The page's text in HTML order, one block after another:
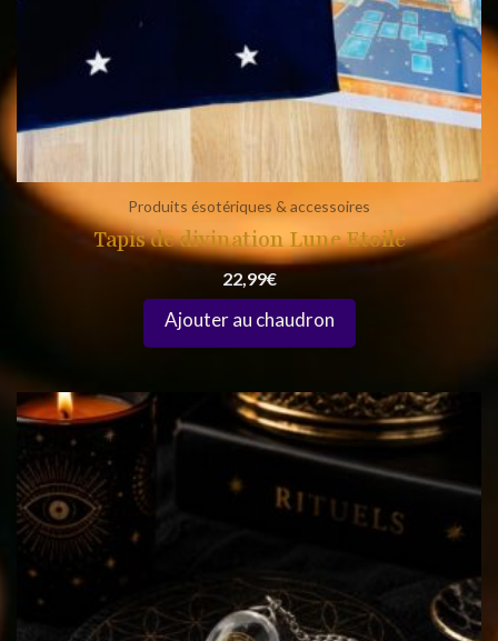
Produits ésotériques & accessoires
Tapis de divination Lune Etoile
22,99€